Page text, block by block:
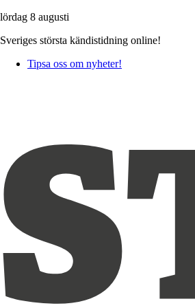
lördag 8 augusti
Sveriges största kändistidning online!
Tipsa oss om nyheter!